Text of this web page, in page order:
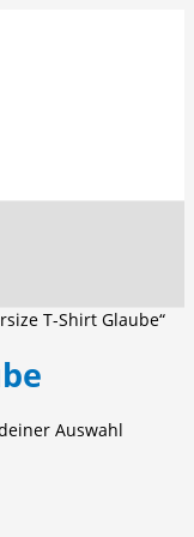
T-Shirt Glaube“
Auswahl